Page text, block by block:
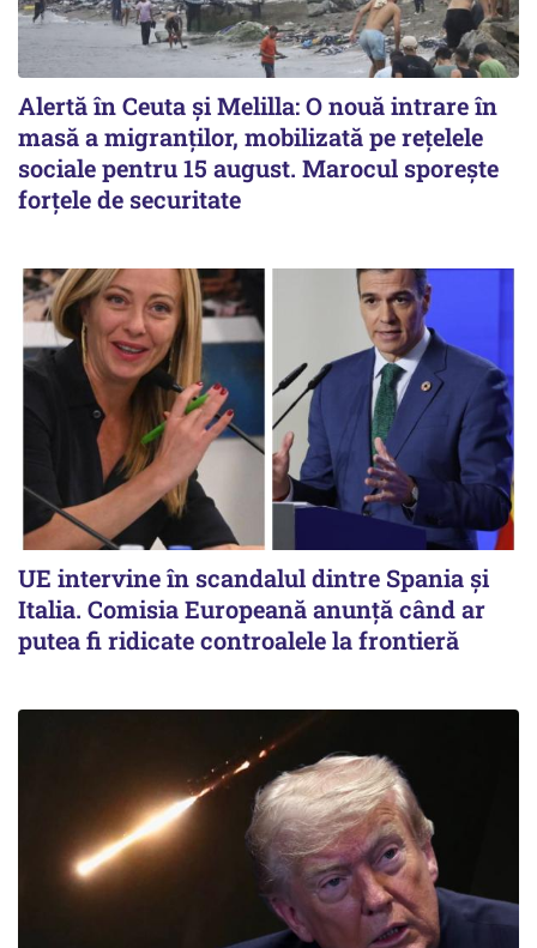
Alertă în Ceuta și Melilla: O nouă intrare în
masă a migranților, mobilizată pe rețelele
sociale pentru 15 august. Marocul sporește
forțele de securitate
UE intervine în scandalul dintre Spania și
Italia. Comisia Europeană anunță când ar
putea fi ridicate controalele la frontieră